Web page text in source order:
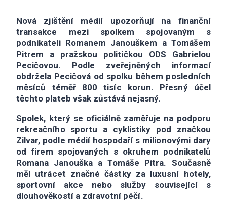
Nová zjištění médií upozorňují na finanční
transakce mezi spolkem spojovaným s
podnikateli Romanem Janouškem a Tomášem
Pitrem a pražskou političkou ODS Gabrielou
Pecičovou. Podle zveřejněných informací
obdržela Pecičová od spolku během posledních
měsíců téměř 800 tisíc korun. Přesný účel
těchto plateb však zůstává nejasný.
Spolek, který se oficiálně zaměřuje na podporu
rekreačního sportu a cyklistiky pod značkou
Zilvar, podle médií hospodaří s milionovými dary
od firem spojovaných s okruhem podnikatelů
Romana Janouška a Tomáše Pitra. Současně
měl utrácet značné částky za luxusní hotely,
sportovní akce nebo služby související s
dlouhověkostí a zdravotní péčí.